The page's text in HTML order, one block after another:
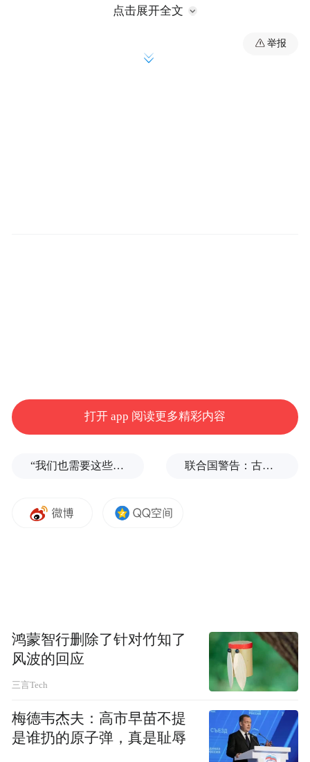
点击展开全文
举报
打开 app 阅读更多精彩内容
“我们也需要这些导弹啊”，特朗普公开拒绝泽连斯基！ 联合国警告：古巴或变成沉默的加沙
鸿蒙智行删除了针对竹知了
风波的回应
三言Tech
梅德韦杰夫：高市早苗不提
是谁扔的原子弹，真是耻辱